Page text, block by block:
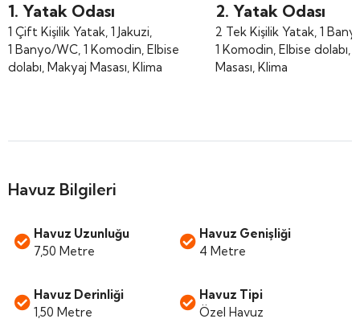
1. Yatak Odası
1 Çift Kişilik Yatak, 1 Jakuzi,
1 Banyo/WC, 1 Komodin, Elbise
dolabı, Makyaj Masası, Klima
2. Yatak Odası
2 Tek Kişilik Yatak, 1
1 Komodin, Elbise dolabı,
Masası, Klima
Havuz Bilgileri
Havuz Uzunluğu
7,50 Metre
Havuz Genişliği
4 Metre
Havuz Derinliği
1,50 Metre
Havuz Tipi
Özel Havuz